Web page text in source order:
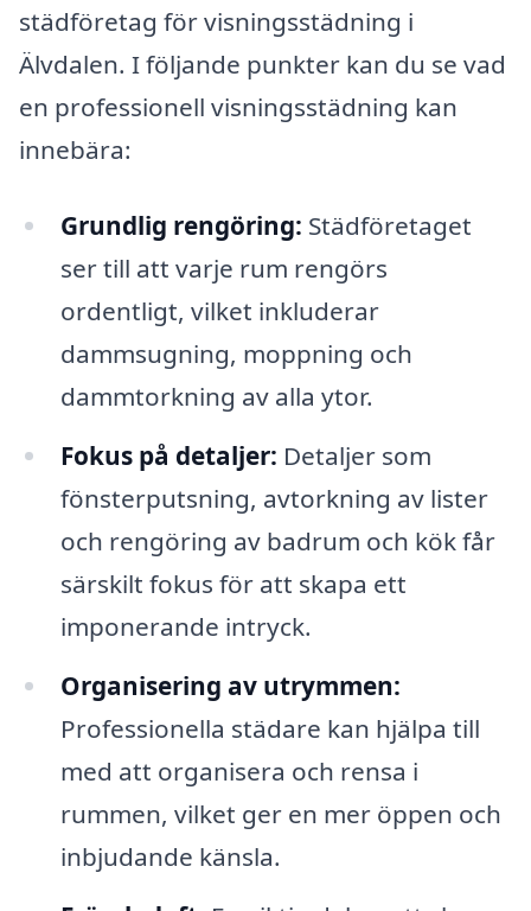
städföretag för visningsstädning i
Älvdalen. I följande punkter kan du se vad
en professionell visningsstädning kan
innebära:
Grundlig rengöring: Städföretaget
ser till att varje rum rengörs
ordentligt, vilket inkluderar
dammsugning, moppning och
dammtorkning av alla ytor.
Fokus på detaljer: Detaljer som
fönsterputsning, avtorkning av lister
och rengöring av badrum och kök får
särskilt fokus för att skapa ett
imponerande intryck.
Organisering av utrymmen:
Professionella städare kan hjälpa till
med att organisera och rensa i
rummen, vilket ger en mer öppen och
inbjudande känsla.